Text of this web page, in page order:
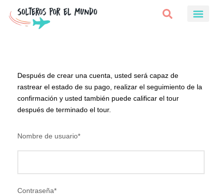
Después de crear una cuenta, usted será capaz de
rastrear el estado de su pago, realizar el seguimiento de la
confirmación y usted también puede calificar el tour
después de terminado el tour.
Nombre de usuario*
Contraseña*